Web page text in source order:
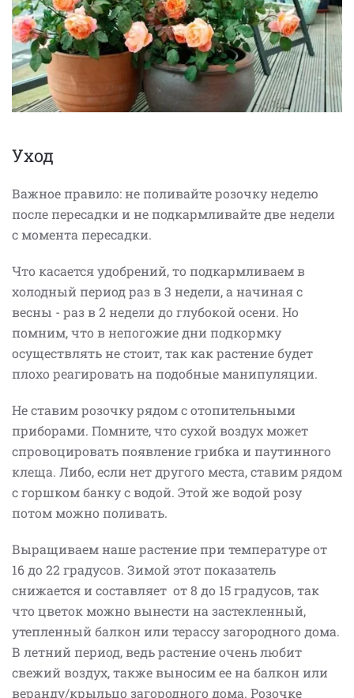
Уход
Важное правило: не поливайте розочку неделю
после пересадки и не подкармливайте две недели
с момента пересадки.
Что касается удобрений, то подкармливаем в
холодный период раз в 3 недели, а начиная с
весны - раз в 2 недели до глубокой осени. Но
помним, что в непогожие дни подкормку
осуществлять не стоит, так как растение будет
плохо реагировать на подобные манипуляции.
Не ставим розочку рядом с отопительными
приборами. Помните, что сухой воздух может
спровоцировать появление грибка и паутинного
клеща. Либо, если нет другого места, ставим рядом
с горшком банку с водой. Этой же водой розу
потом можно поливать.
Выращиваем наше растение при температуре от
16 до 22 градусов. Зимой этот показатель
снижается и составляет от 8 до 15 градусов, так
что цветок можно вынести на застекленный,
утепленный балкон или терассу загородного дома.
В летний период, ведь растение очень любит
свежий воздух, также выносим ее на балкон или
веранду/крыльцо загородного дома. Розочке